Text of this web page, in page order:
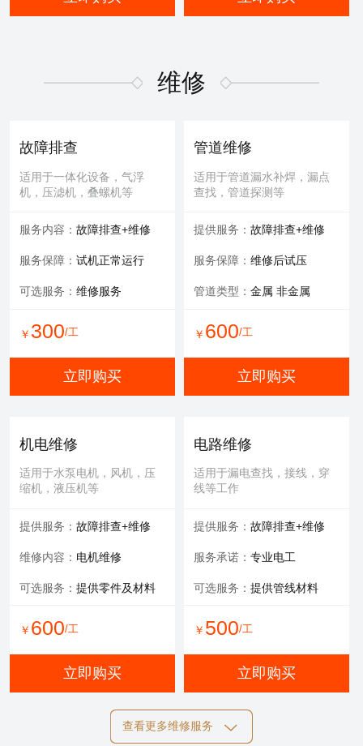
维修
故障排查
适用于一体化设备，气浮
机，压滤机，叠螺机等
服务内容： 故障排查+维修
服务保障： 试机正常运行
可选服务： 维修服务
￥ 300/工
立即购买
管道维修
适用于管道漏水补焊，漏点
查找，管道探测等
提供服务： 故障排查+维修
服务保障： 维修后试压
管道类型： 金属 非金属
￥ 600/工
立即购买
机电维修
适用于水泵电机，风机，压
缩机，液压机等
提供服务： 故障排查+维修
维修内容： 电机维修
可选服务： 提供零件及材料
￥ 600/工
立即购买
电路维修
适用于漏电查找，接线，穿
线等工作
提供服务： 故障排查+维修
服务承诺： 专业电工
可选服务： 提供管线材料
￥ 500/工
立即购买
膜清洗
查看更多维修服务